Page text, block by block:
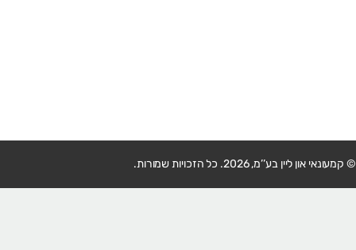
© קמעונאי און ליין בע’’מ, 2026. כל הזכויות שמורות.